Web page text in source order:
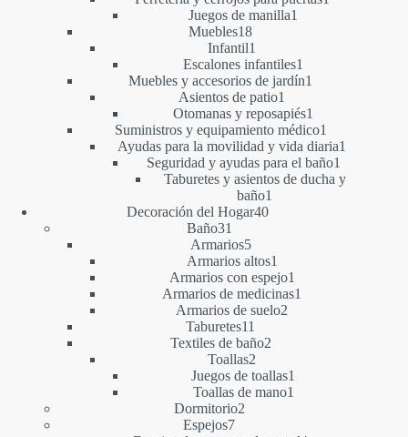
Juegos de manilla1
Muebles1818
productos
Infantil1
producto
Escalones infantiles1
producto
Muebles y accesorios de jardín1
Asientos de patio1
producto
Otomanas y reposapiés1
producto
Suministros y equipamiento médico1
producto
Ayudas para la movilidad y vida diaria1
Seguridad y ayudas para el baño1
producto
Taburetes y asientos de ducha y
baño1
Decoración del Hogar4040
Baño31
productos
Armarios55
productos
Armarios altos1
producto
Armarios con espejo1
producto
Armarios de medicinas1
Armarios de suelo2
Taburetes11
productos
Textiles de baño22
Toallas2
productos
Juegos de toallas1
Toallas de mano1
Dormitorio22
Espejos77